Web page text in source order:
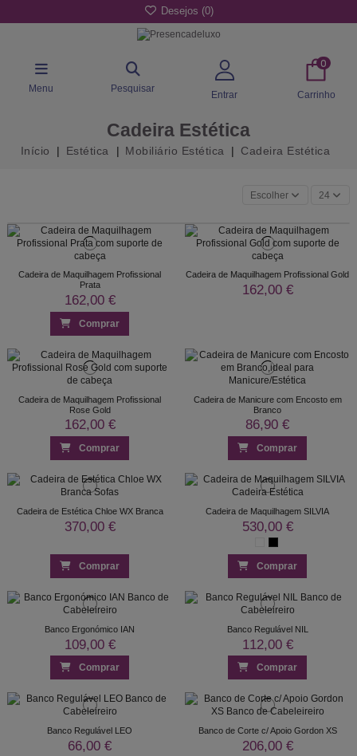
Desejos (0)
Menu Pesquisar
Entrar
0
Carrinho
Cadeira Estética
Início Estética Mobiliário Estética Cadeira Estética
Escolher 24
Cadeira de Maquilhagem Profissional
Prata
162,00 €
Comprar
Cadeira de Maquilhagem Profissional Gold
162,00 €
Cadeira de Maquilhagem Profissional
Rose Gold
162,00 €
Comprar
Cadeira de Manicure com Encosto em
Branco
86,90 €
Comprar
Cadeira de Estética Chloe WX Branca
370,00 €
Comprar
Cadeira de Maquilhagem SILVIA
530,00 €
Comprar
Banco Ergonómico IAN
109,00 €
Comprar
Banco Regulável NIL
112,00 €
Comprar
Banco Regulável LEO
66,00 €
Banco de Corte c/ Apoio Gordon XS
206,00 €